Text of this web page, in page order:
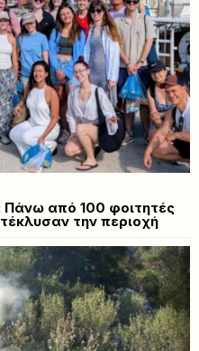
Πάνω από 100 φοιτητές
την περιοχή